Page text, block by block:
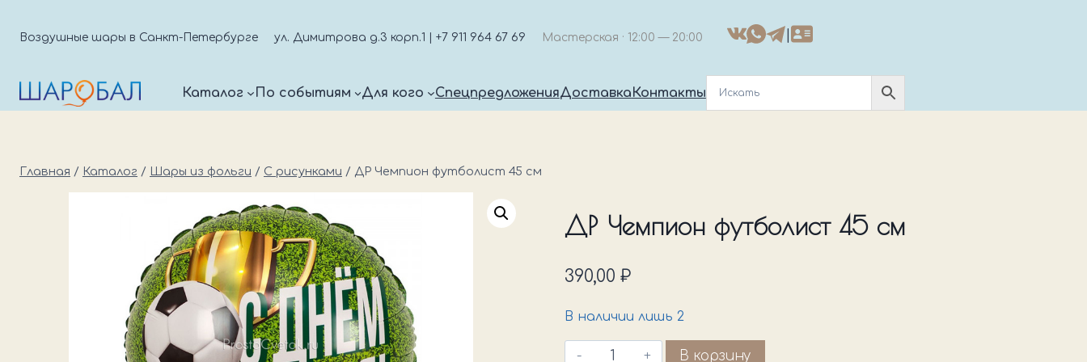
Воздушные шары в Санкт-Петербурге ул. Димитрова д.3 корп.1 | +7 911 964 67 69 Мастерская · 12:00 — 20:00
Каталог По событиям Для кого СпецпредложенияДоставка Контакты
Главная / Каталог / Шары из фольги / С рисунками / ДР Чемпион футболист 45 см
ДР Чемпион футболист 45 см
390,00 ₽
В наличии лишь 2
КоличествоВ корзину